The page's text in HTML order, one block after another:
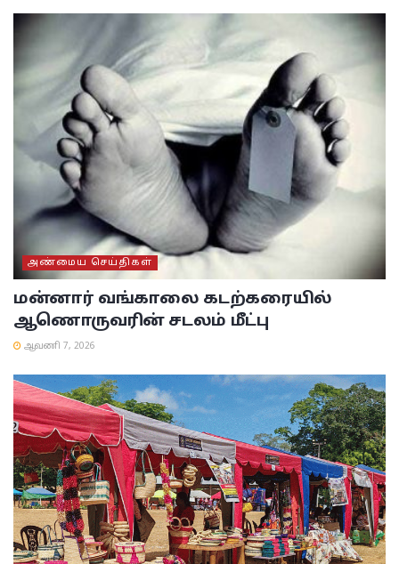
அண்மைய செய்திகள்
மன்னார் வங்காலை கடற்கரையில்
ஆணொருவரின் சடலம் மீட்பு
ஆவணி 7, 2026